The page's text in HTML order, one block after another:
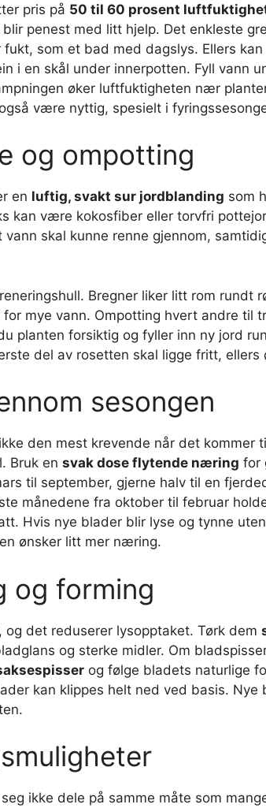
pris på 50 til 60 prosent
penest med litt hjelp. Det enkleste
fukt, som et bad med dagslys. Ellers
i en skål under innerpotten. Fyll vann
øker luftfuktigheten nær
være nyttig, spesielt i
og ompotting
en luftig, svakt sur jordblanding som
kan være kokosfiber eller torvfri
skal kunne renne gjennom,
Bregner liker litt rom rundt
for mye vann. Ompotting hvert andre til
planten forsiktig og fyller inn ny jord
del av rosetten skal ligge fritt, ellers
sesongen
den mest krevende når det kommer
Bruk en svak dose flytende næring for
til september, gjerne halv til en
månedene fra oktober til februar
Hvis nye blader blir lyse og tynne
ønsker litt mer næring.
og forming
og det reduserer lysopptaket. Tørk dem
og sterke midler. Om
og følge bladets naturlige
kan klippes helt ned ved basis.
ikke dele på samme måte som